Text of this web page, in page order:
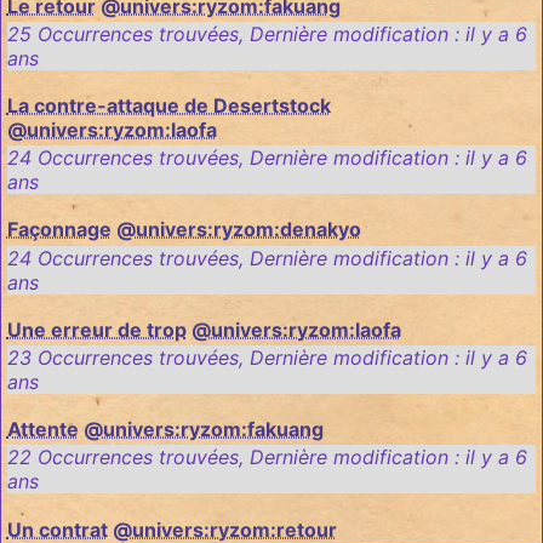
Le retour @univers:ryzom:fakuang
25 Occurrences trouvées, Dernière modification : il y a 6
ans
La contre-attaque de Desertstock
@univers:ryzom:laofa
24 Occurrences trouvées, Dernière modification : il y a 6
ans
Façonnage @univers:ryzom:denakyo
24 Occurrences trouvées, Dernière modification : il y a 6
ans
Une erreur de trop @univers:ryzom:laofa
23 Occurrences trouvées, Dernière modification : il y a 6
ans
Attente @univers:ryzom:fakuang
22 Occurrences trouvées, Dernière modification : il y a 6
ans
Un contrat @univers:ryzom:retour